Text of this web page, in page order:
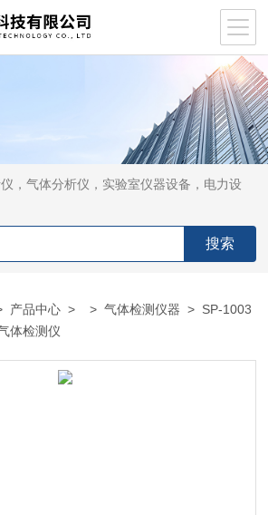
，气体分析仪，实验室仪器设备，电力设
产品中心 > >气体检测仪器 > SP-1003
体检测仪